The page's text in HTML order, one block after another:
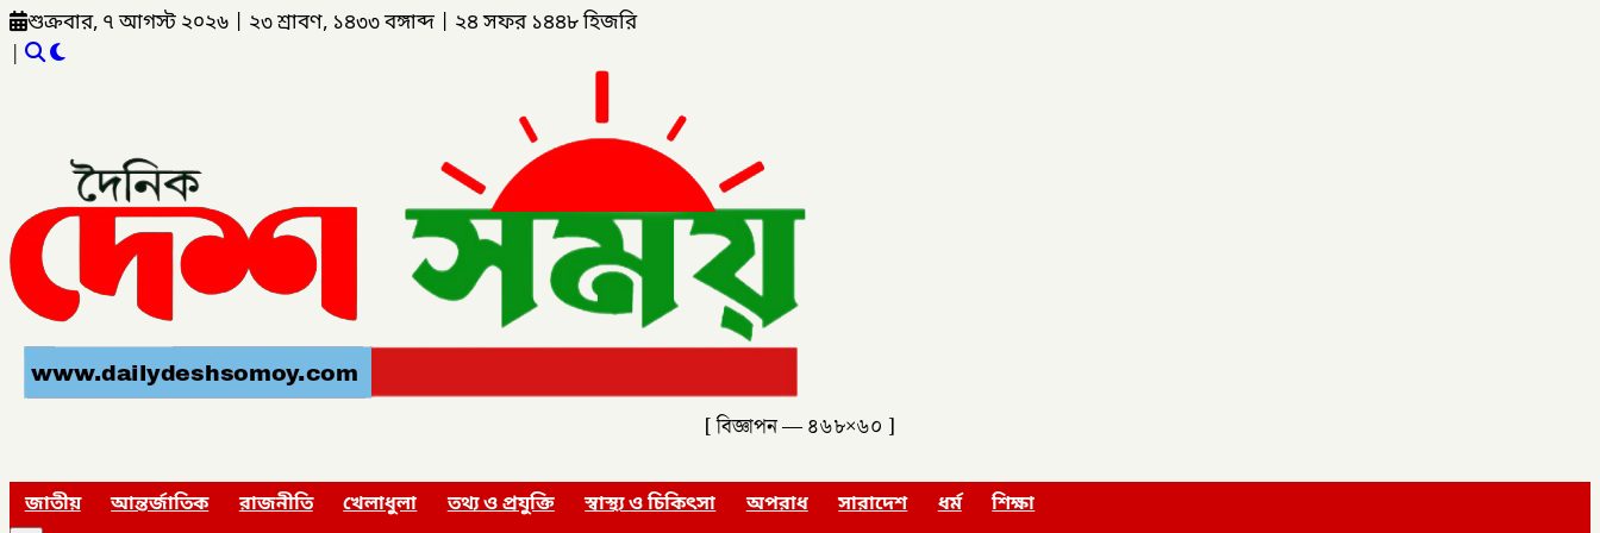
শুক্রবার, ৭ আগস্ট ২০২৬ ২৩ শ্রাবণ, ১৪৩৩ বঙ্গাব্দ ২৪ সফর ১৪৪৮ হিজরি
|
[ বিজ্ঞাপন — ৪৬৮×৬০ ]
জাতীয় আন্তর্জাতিক রাজনীতি খেলাধুলা তথ্য ও প্রযুক্তি স্বাস্থ্য ও চিকিৎসা অপরাধ সারাদেশ ধর্ম শিক্ষা